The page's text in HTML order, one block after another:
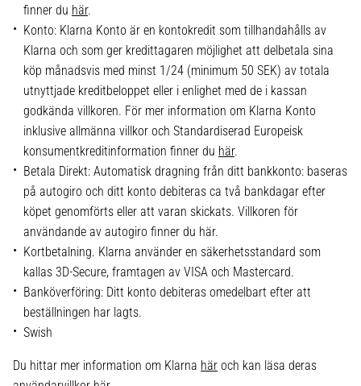
finner du här.
Konto: Klarna Konto är en kontokredit som tillhandahålls av
Klarna och som ger kredittagaren möjlighet att delbetala sina
köp månadsvis med minst 1/24 (minimum 50 SEK) av totala
utnyttjade kreditbeloppet eller i enlighet med de i kassan
godkända villkoren. För mer information om Klarna Konto
inklusive allmänna villkor och Standardiserad Europeisk
konsumentkreditinformation finner du här.
Betala Direkt: Automatisk dragning från ditt bankkonto: baseras
på autogiro och ditt konto debiteras ca två bankdagar efter
köpet genomförts eller att varan skickats. Villkoren för
användande av autogiro finner du här.
Kortbetalning. Klarna använder en säkerhetsstandard som
kallas 3D-Secure, framtagen av VISA och Mastercard.
Banköverföring: Ditt konto debiteras omedelbart efter att
beställningen har lagts.
Swish
Du hittar mer information om Klarna här och kan läsa deras